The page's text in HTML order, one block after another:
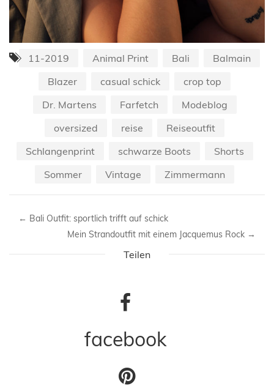
11-2019 Animal Print Bali
Balmain
Blazer
casual schick
crop top
Dr. Martens
Farfetch
Modeblog
oversized
reise
Reiseoutfit
Schlangenprint
schwarze Boots
Shorts
Sommer
Vintage Zimmermann
← Bali Outfit: sportlich trifft auf schick
Mein Strandoutfit mit einem Jacquemus Rock →
Teilen
facebook